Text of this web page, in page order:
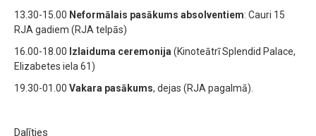
13.30-15.00 Neformālais pasākums absolventiem: Cauri 15
RJA gadiem (RJA telpās)
16.00-18.00 Izlaiduma ceremonija (Kinoteātrī Splendid Palace,
Elizabetes iela 61)
19.30-01.00 Vakara pasākums, dejas (RJA pagalmā).
Dalīties